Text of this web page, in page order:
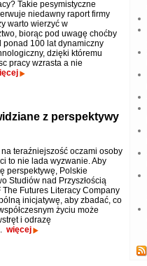
Takie pesymistyczne
niedawny raport firmy
warto wierzyć w
biorąc pod uwagę choćby
ponad 100 lat dynamiczny
dzięki któremu
pracy wzrasta a nie
z perspektywy
teraźniejszość oczami osoby
to nie lada wyzwanie. Aby
perspektywę, Polskie
Studiów nad Przyszłością
The Futures Literacy Company
inicjatywę, aby zbadać, co
życiu może
i odrazę
więcej